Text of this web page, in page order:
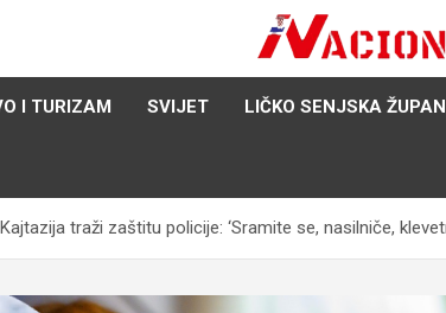
Nacija želi znati više
I TURIZAM SVIJET LIČKO SENJSKA
traži zaštitu policije: ‘Sramite se, nasilniče,